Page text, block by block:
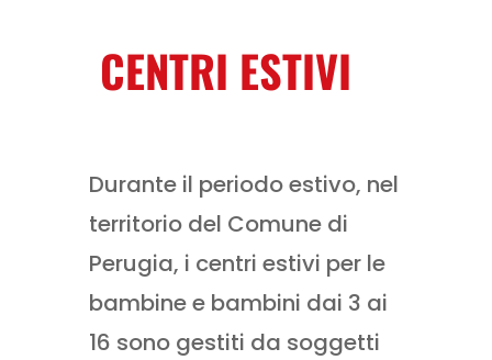
CENTRI ESTIVI
Durante il periodo estivo, nel
territorio del Comune di
Perugia, i centri estivi per le
bambine e bambini dai 3 ai
16 sono gestiti da soggetti